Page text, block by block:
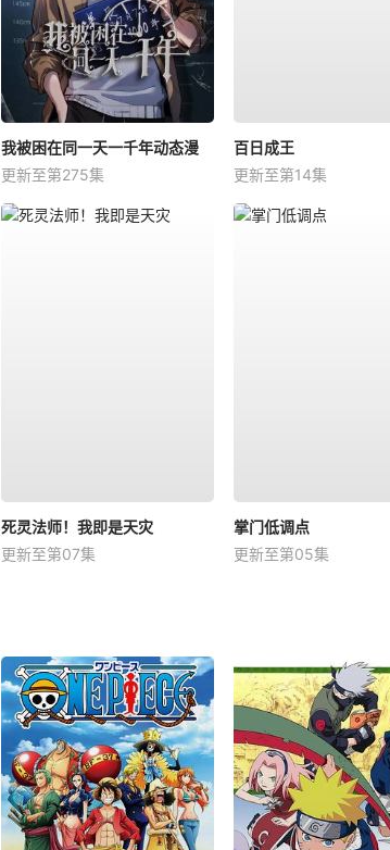
我被困在同一天一千年动态漫
更新至第275集
百日成王
更新至第14集
死灵法师！我即是天灾
更新至第07集
掌门低调点
更新至第05集